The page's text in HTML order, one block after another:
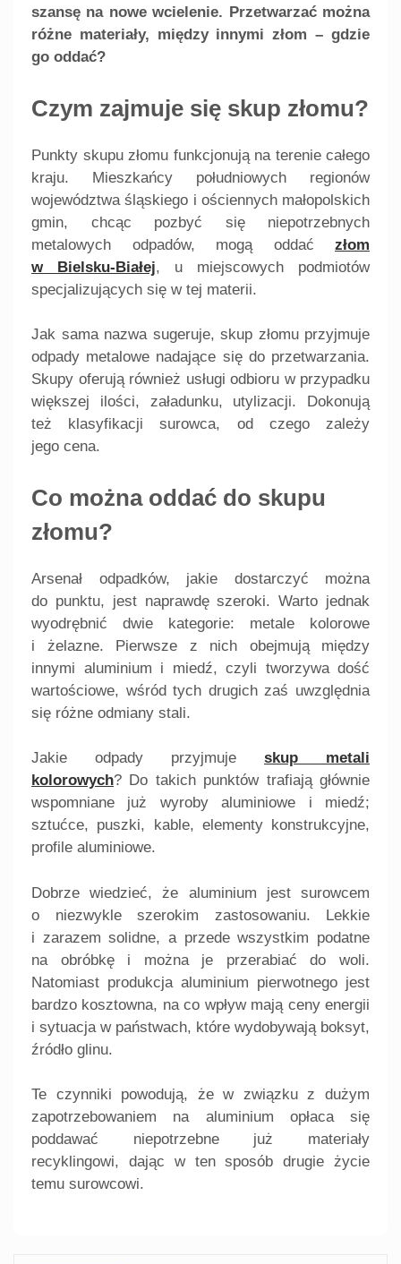
szansę na nowe wcielenie. Przetwarzać można
różne materiały, między innymi złom – gdzie
go oddać?
Czym zajmuje się skup złomu?
Punkty skupu złomu funkcjonują na terenie całego
kraju. Mieszkańcy południowych regionów
województwa śląskiego i ościennych małopolskich
gmin, chcąc pozbyć się niepotrzebnych
metalowych odpadów, mogą oddać
złom
w Bielsku-Białej, u miejscowych podmiotów
specjalizujących się w tej materii.
Jak sama nazwa sugeruje, skup złomu przyjmuje
odpady metalowe nadające się do przetwarzania.
Skupy oferują również usługi odbioru w przypadku
większej ilości, załadunku, utylizacji. Dokonują
też klasyfikacji surowca, od czego zależy
jego cena.
Co można oddać do skupu
złomu?
Arsenał odpadków, jakie dostarczyć można
do punktu, jest naprawdę szeroki. Warto jednak
wyodrębnić dwie kategorie: metale kolorowe
i żelazne. Pierwsze z nich obejmują między
innymi aluminium i miedź, czyli tworzywa dość
wartościowe, wśród tych drugich zaś uwzględnia
się różne odmiany stali.
Jakie odpady przyjmuje skup metali
kolorowych? Do takich punktów trafiają głównie
wspomniane już wyroby aluminiowe i miedź;
sztućce, puszki, kable, elementy konstrukcyjne,
profile aluminiowe.
Dobrze wiedzieć, że aluminium jest surowcem
o niezwykle szerokim zastosowaniu. Lekkie
i zarazem solidne, a przede wszystkim podatne
na obróbkę i można je przerabiać do woli.
Natomiast produkcja aluminium pierwotnego jest
bardzo kosztowna, na co wpływ mają ceny energii
i sytuacja w państwach, które wydobywają boksyt,
źródło glinu.
Te czynniki powodują, że w związku z dużym
zapotrzebowaniem na aluminium opłaca się
poddawać niepotrzebne już materiały
recyklingowi, dając w ten sposób drugie życie
temu surowcowi.